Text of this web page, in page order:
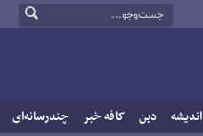
اندیشه دین کافه خبر چندرسانه‌ای